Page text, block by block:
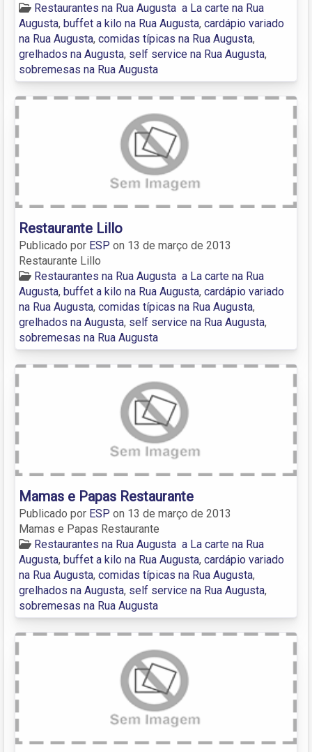
Restaurantes na Rua Augusta a La carte na Rua
Augusta, buffet a kilo na Rua Augusta, cardápio variado
na Rua Augusta, comidas típicas na Rua Augusta,
grelhados na Augusta, self service na Rua Augusta,
sobremesas na Rua Augusta
Restaurante Lillo
Publicado por ESP on 13 de março de 2013
Restaurante Lillo
Restaurantes na Rua Augusta a La carte na Rua
Augusta, buffet a kilo na Rua Augusta, cardápio variado
na Rua Augusta, comidas típicas na Rua Augusta,
grelhados na Augusta, self service na Rua Augusta,
sobremesas na Rua Augusta
Mamas e Papas Restaurante
Publicado por ESP on 13 de março de 2013
Mamas e Papas Restaurante
Restaurantes na Rua Augusta a La carte na Rua
Augusta, buffet a kilo na Rua Augusta, cardápio variado
na Rua Augusta, comidas típicas na Rua Augusta,
grelhados na Augusta, self service na Rua Augusta,
sobremesas na Rua Augusta